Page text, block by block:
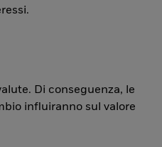
Di conseguenza, le
influiranno sul valore